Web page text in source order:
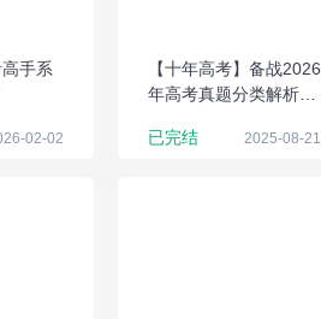
手系
02-02
【十年高考】备战2026
年高考真题分类解析与
已完结
2025-08-21